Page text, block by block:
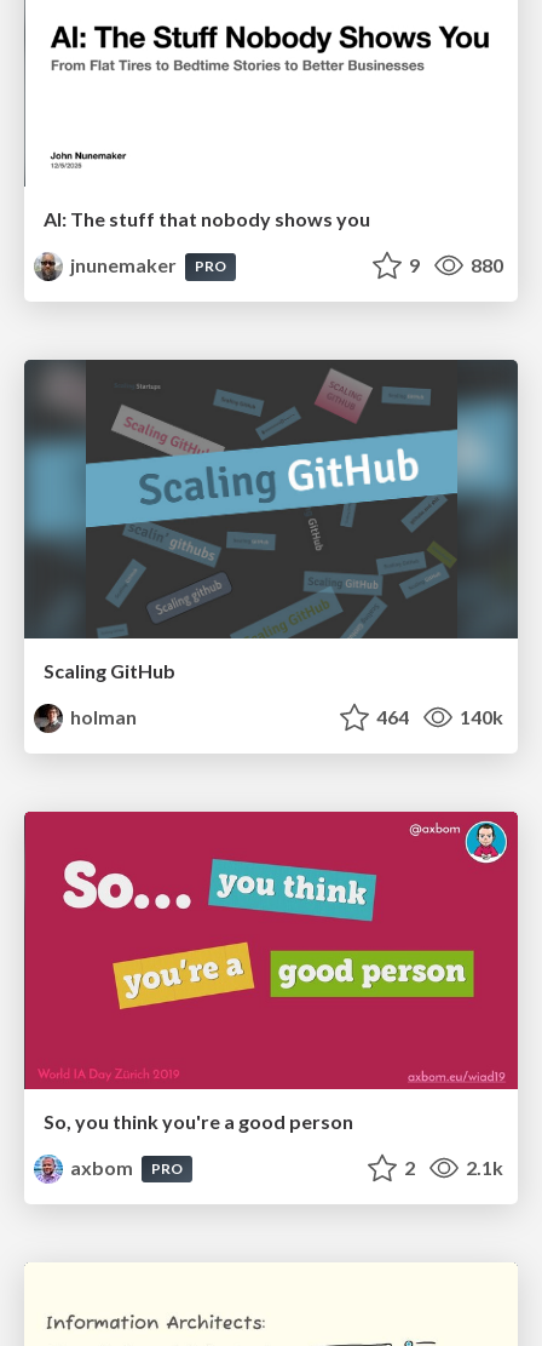
AI: The stuff that nobody shows you
jnunemaker
PRO 9 880
Scaling GitHub
holman
464 140k
So, you think you're a good person
axbom
PRO 2 2.1k